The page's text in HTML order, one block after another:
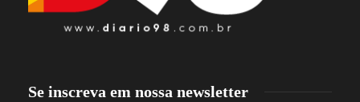
Se inscreva em nossa newsletter